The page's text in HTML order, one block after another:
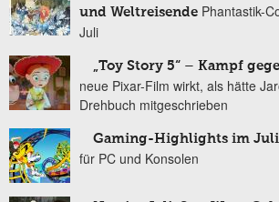
und Weltreisende Phantastik-
Juli
„Toy Story 5“ – Kampf
neue Pixar-Film wirkt, als hätte
Drehbuch mitgeschrieben
Gaming-Highlights im Juli
für PC und Konsolen